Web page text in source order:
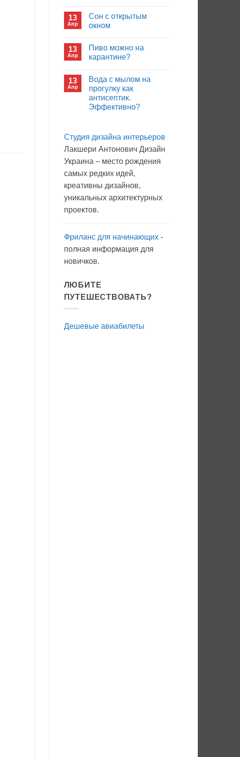
записи
Кто
будет
больнице?
13
Апр
Сон с открытым
окном
записи
Сон
с
13
Апр
Пиво можно на
карантине?
записи
Пиво
можно
на
карантине?
13
Апр
Вода с мылом на
прогулку как
антисептик.
Эффективно?
Вода
мылом
на
прогулку
антисептик.
Студия дизайна интерьеров
Лакшери Антонович Дизайн
Украина – место рождения
самых редких идей,
креативны дизайнов,
уникальных архитектурных
проектов.
Фриланс для начинающих-
полная информация для
новичков.
ЛЮБИТЕ
ПУТЕШЕСТВОВАТЬ?
Дешевые авиабилеты